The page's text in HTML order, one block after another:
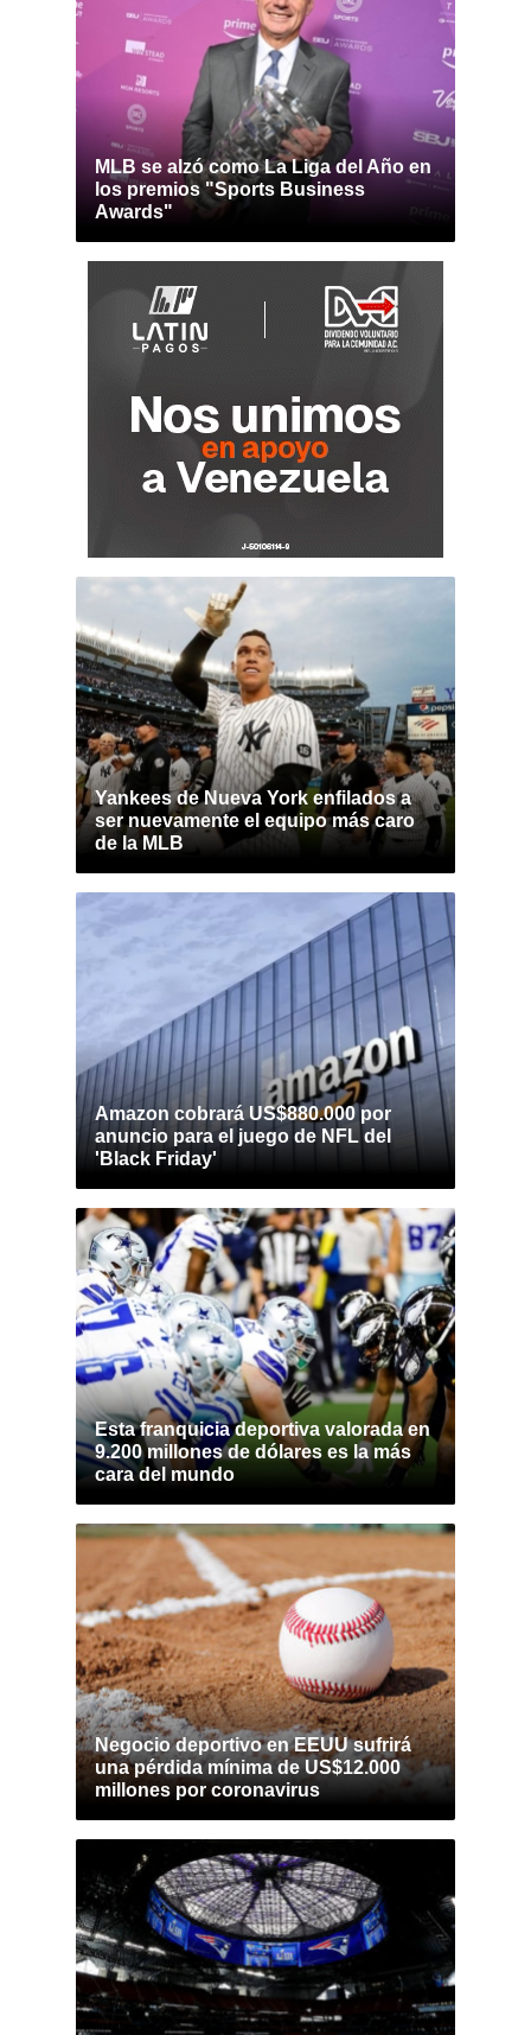
MLB se alzó como La Liga del Año en
los premios "Sports Business
Awards"
Yankees de Nueva York enfilados a
ser nuevamente el equipo más caro
de la MLB
Amazon cobrará US$880.000 por
anuncio para el juego de NFL del
'Black Friday'
Esta franquicia deportiva valorada en
9.200 millones de dólares es la más
cara del mundo
Negocio deportivo en EEUU sufrirá
una pérdida mínima de US$12.000
millones por coronavirus